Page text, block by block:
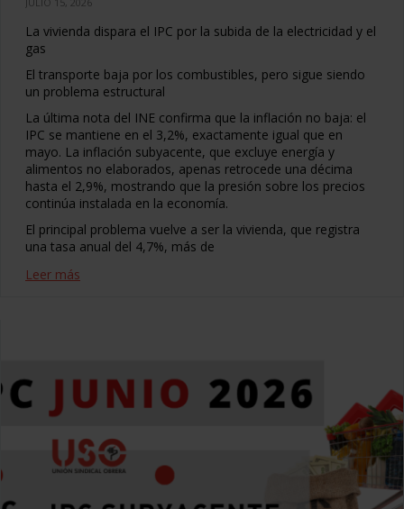
La vivienda dispara el IPC por la subida de la electricidad y el
gas
El transporte baja por los combustibles, pero sigue siendo
un problema estructural
La última nota del INE confirma que la inflación no baja: el
IPC se mantiene en el 3,2%, exactamente igual que en
mayo. La inflación subyacente, que excluye energía y
alimentos no elaborados, apenas retrocede una décima
hasta el 2,9%, mostrando que la presión sobre los precios
continúa instalada en la economía.
El principal problema vuelve a ser la vivienda, que registra
una tasa anual del 4,7%, más de
Leer más